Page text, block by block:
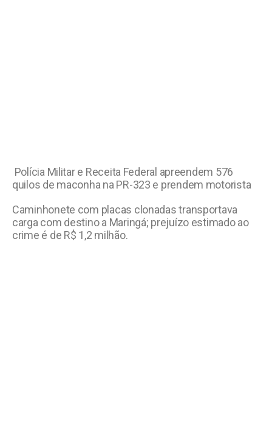
Polícia Militar e Receita Federal apreendem 576
quilos de maconha na PR-323 e prendem motorista
Caminhonete com placas clonadas transportava
carga com destino a Maringá; prejuízo estimado ao
crime é de R$ 1,2 milhão.